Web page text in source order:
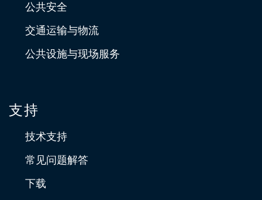
公共安全
交通运输与物流
公共设施与现场服务
支持
技术支持
常见问题解答
下载